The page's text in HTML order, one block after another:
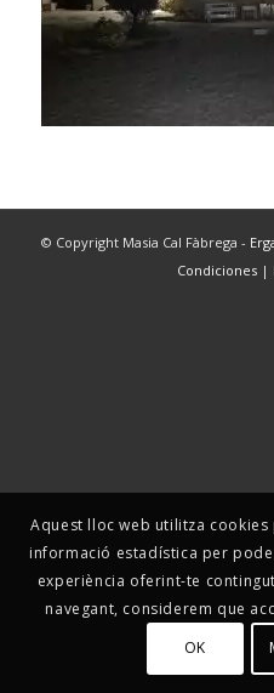
© Copyright Masia Cal Fàbrega -
Condiciones |
Aquest lloc web utilitza
informació estadística per
experiència oferint-te
navegant, considerem que
OK